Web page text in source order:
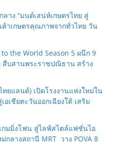
าง “มนต์เสน่ห์เกษตรไทย สู่
าเกษตรคุณภาพจากทั่วไทย วัน
the World Season 5 ผนึก 9
สืบสานพระราชปณิธาน สร้าง
ทยแลนด์) เปิดโรงงานแห่งใหม่ใน
เชียตะวันออกเฉียงใต้ เสริม
กมมิ่งโฟน สู่ไลฟ์สไตล์แฟชั่นไอ
ลางสถานี MRT วาง POVA 8